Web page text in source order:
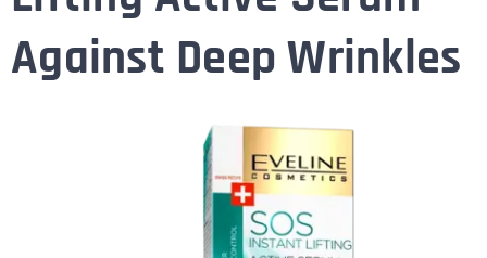
Against Deep Wrinkles